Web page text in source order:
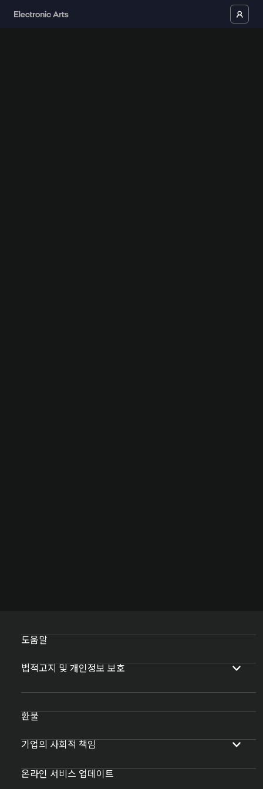
도움말
법적고지 및 개인정보 보호
환불
기업의 사회적 책임
온라인 서비스 업데이트